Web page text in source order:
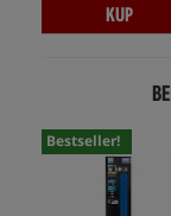
KUP
Bestseller!